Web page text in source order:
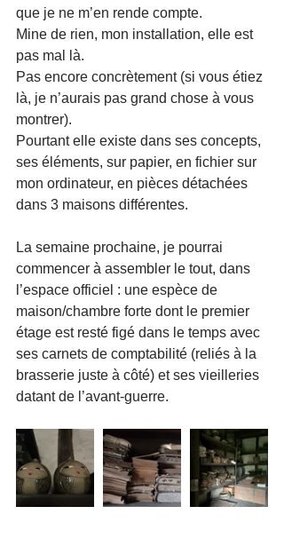
que je ne m’en rende compte.
Mine de rien, mon installation, elle est
pas mal là.
Pas encore concrètement (si vous étiez
là, je n’aurais pas grand chose à vous
montrer).
Pourtant elle existe dans ses concepts,
ses éléments, sur papier, en fichier sur
mon ordinateur, en pièces détachées
dans 3 maisons différentes.
La semaine prochaine, je pourrai
commencer à assembler le tout, dans
l’espace officiel : une espèce de
maison/chambre forte dont le premier
étage est resté figé dans le temps avec
ses carnets de comptabilité (reliés à la
brasserie juste à côté) et ses vieilleries
datant de l’avant-guerre.